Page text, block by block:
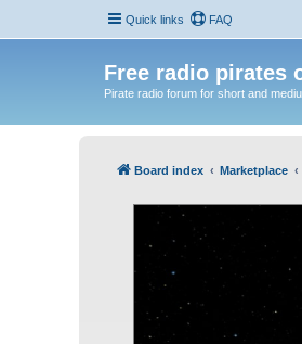
Quick links FAQ
Free radio pirates
Pirate radio forum for short and
Board index Marketplace